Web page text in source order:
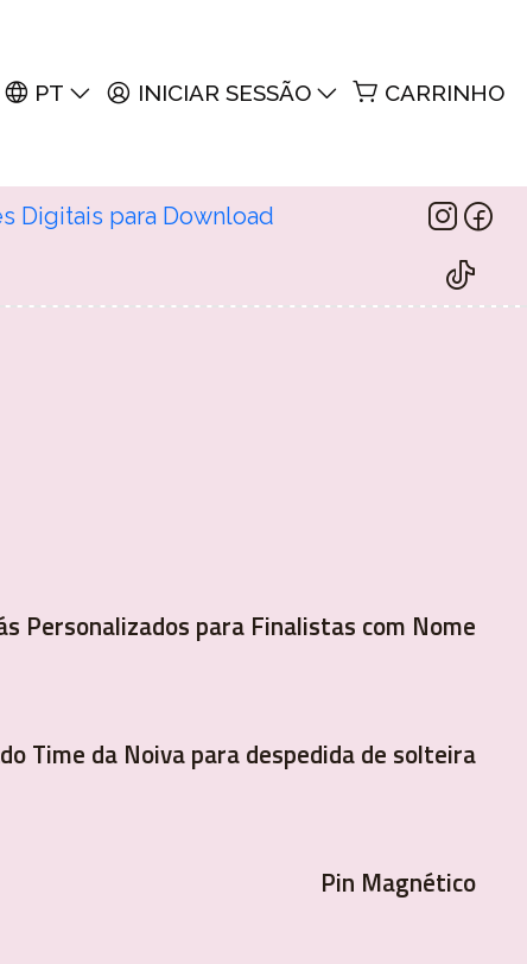
PT INICIAR SESSÃO CARRINHO
Digitais para Download
Personalizados para Finalistas com Nome
Time da Noiva para despedida de solteira
Pin Magnético